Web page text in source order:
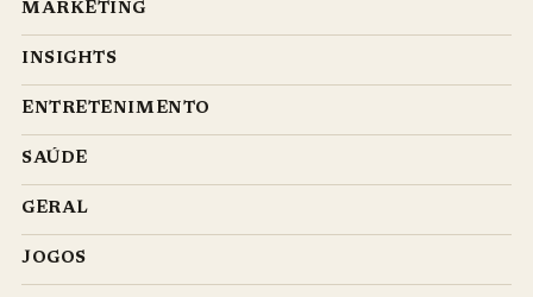
MARKETING
INSIGHTS
ENTRETENIMENTO
SAÚDE
GERAL
JOGOS